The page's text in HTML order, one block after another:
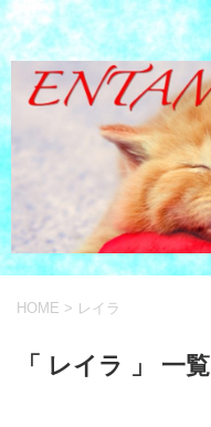
HOME > レイラ
「 レイラ 」 一覧